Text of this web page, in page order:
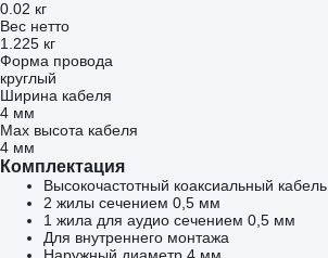
0.02 кг
Вес нетто
1.225 кг
Форма провода
круглый
Ширина кабеля
4 мм
Мах высота кабеля
4 мм
Комплектация
Высокочастотный коаксиальный кабель
2 жилы сечением 0,5 мм
1 жила для аудио сечением 0,5 мм
Для внутреннего монтажа